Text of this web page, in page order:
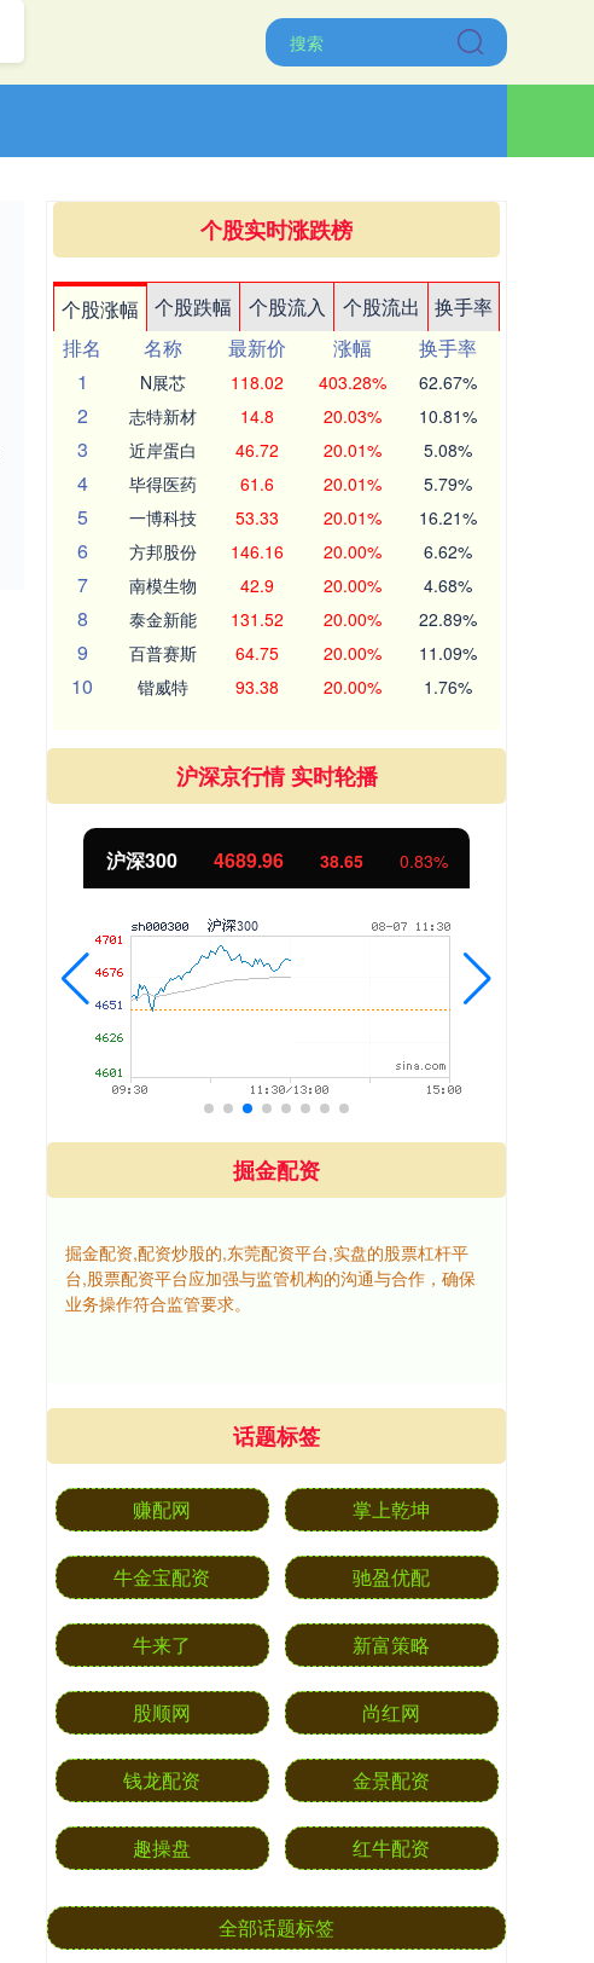
个股实时涨跌榜
个股涨幅 个股跌幅 个股流入 个股流出
换手率
排名
名称 最新价 涨幅
换手率
1
N展芯 118.02 403.28% 62.67%
2 志特新材 14.8 20.03% 10.81%
3 近岸蛋白 46.72 20.01% 5.08%
4 毕得医药 61.6 20.01% 5.79%
5 一博科技 53.33 20.01% 16.21%
6 方邦股份 146.16 20.00% 6.62%
7 南模生物 42.9 20.00% 4.68%
8 泰金新能 131.52 20.00% 22.89%
9 百普赛斯 64.75 20.00% 11.09%
10 锴威特 93.38 20.00% 1.76%
沪深京行情 实时轮播
沪深300 4689.96 38.65 0.83%
掘金配资
掘金配资,配资炒股的,东莞配资平台,实盘的股票杠杆平
台,股票配资平台应加强与监管机构的沟通与合作，确保
业务操作符合监管要求。
话题标签
赚配网 掌上乾坤
牛金宝配资 驰盈优配
牛来了 新富策略
股顺网 尚红网
钱龙配资 金景配资
趣操盘 红牛配资
全部话题标签